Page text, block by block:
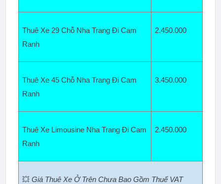
Thuê Xe 29 Chỗ Nha Trang Đi Cam
Ranh
2.450.000
Thuê Xe 45 Chỗ Nha Trang Đi Cam
Ranh
3.450.000
Thuê Xe Limousine Nha Trang Đi Cam
Ranh
2.450.000
💥 Giá Thuê Xe Ở Trên Chưa Bao Gồm Thuế VAT